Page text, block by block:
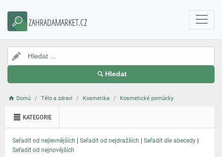
ZAHRADAMARKET.CZ
Hledat
Domů Tělo a zdraví Kosmetika Kosmetické pomůcky
KATEGORIE
Seřadit od nejlevnějších | Seřadit od nejdražších | Seřadit dle abecedy |
Seřadit od nejnovějších